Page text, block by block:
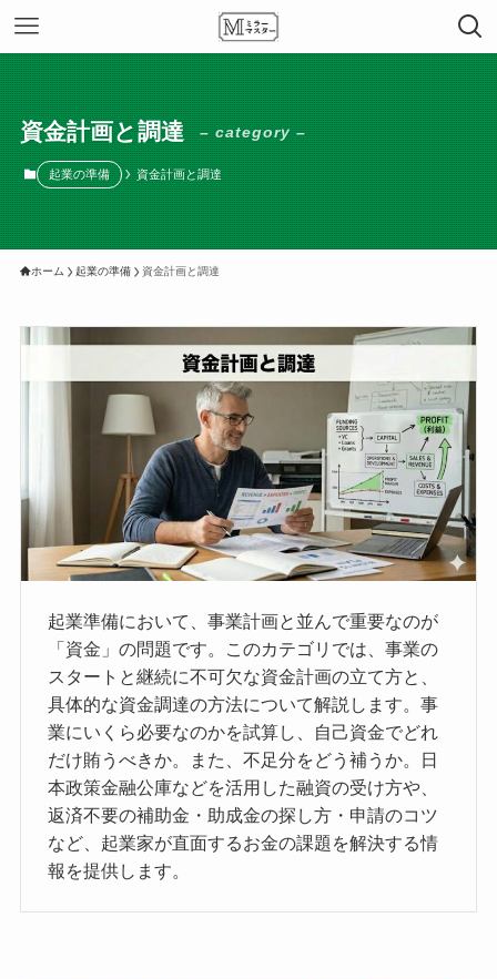
資金計画と調達 – category –
起業の準備 資金計画と調達
ホーム 起業の準備 資金計画と調達
起業準備において、事業計画と並んで重要なのが
「資金」の問題です。このカテゴリでは、事業の
スタートと継続に不可欠な資金計画の立て方と、
具体的な資金調達の方法について解説します。事
業にいくら必要なのかを試算し、自己資金でどれ
だけ賄うべきか。また、不足分をどう補うか。日
本政策金融公庫などを活用した融資の受け方や、
返済不要の補助金・助成金の探し方・申請のコツ
など、起業家が直面するお金の課題を解決する情
報を提供します。